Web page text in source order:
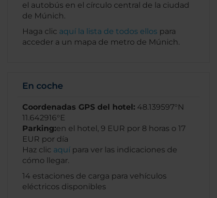
el autobús en el círculo central de la ciudad
de Múnich.
Haga clic aquí la lista de todos ellos para
acceder a un mapa de metro de Múnich.
En coche
Coordenadas GPS del hotel: 48.139597°N
11.642916°E
Parking:en el hotel, 9 EUR por 8 horas o 17
EUR por día
Haz clic aquí para ver las indicaciones de
cómo llegar.
14 estaciones de carga para vehículos
eléctricos disponibles